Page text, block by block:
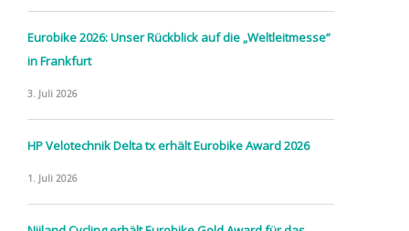
Eurobike 2026: Unser Rückblick auf die „Weltleitmesse“
in Frankfurt
3. Juli 2026
HP Velotechnik Delta tx erhält Eurobike Award 2026
1. Juli 2026